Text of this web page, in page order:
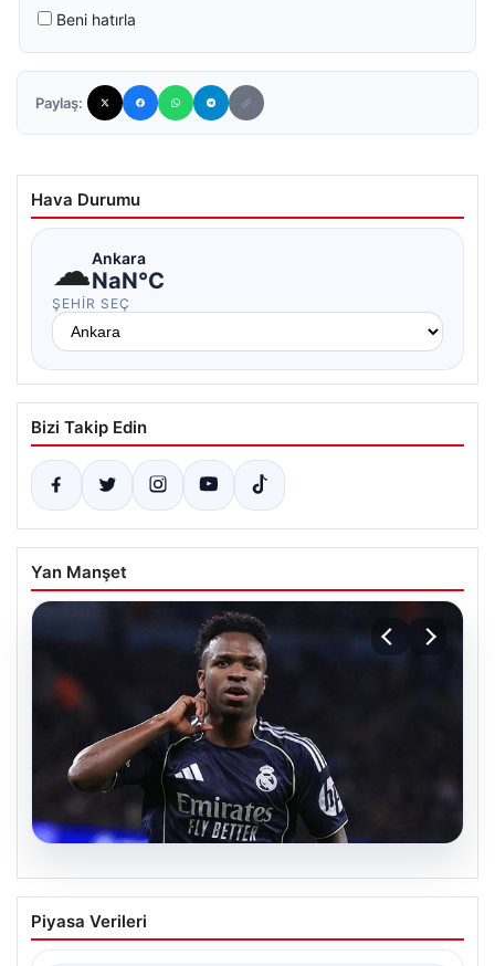
Beni hatırla
Paylaş:
Hava Durumu
☁Ankara
NaN°C
ŞEHIR SEÇ
Bizi Takip Edin
Yan Manşet
07.08.2026
Vinicius Jr. Real Madrid ile geleceğini
güvence altına aldı
Piyasa Verileri